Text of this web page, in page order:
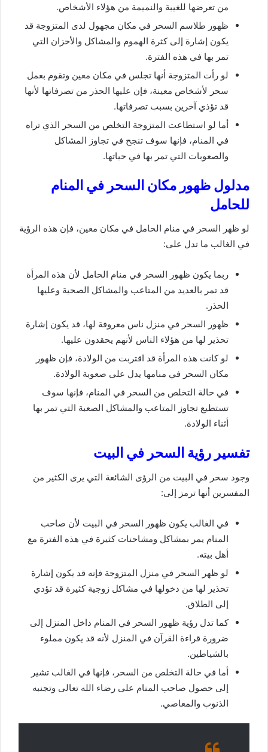
من تعرضها للغيبة والنميمة من هؤلاء الأشخاص.
ظهور طلاسم السحر في مكان مجهول لدى المتزوجة قد
يكون إشارة إلى كثرة الهموم والمشاكل والأحزان التي
تمر بها في هذه الفترة.
لو رأت المتزوجة أنها تجلس في مكان معين وتقوم بعمل
سحر لأشخاص معينة، فإن عليها الحذر من تصرفاتها لأنها
قد تؤذي آخرين بسبب تصرفاتها.
أما لو استطاعت المتزوجة التخلص من السحر الذي تراه
في المنام، فإنها سوف تنجح في تجاوز المشاكل
والصعوبات التي تمر بها في حياتها.
مدلول ظهور مكان السحر في المنام
للحامل
لو ظهر السحر في منام الحامل في مكان معين، فإن هذه الرؤية
في الغالب ما تدل على:
ربما يكون ظهور السحر في منام الحامل لأن هذه المرأة
قد تمر بالعديد من المتاعب والمشاكل الصحية وعليها
الحذر.
ظهور السحر في منزل ناس معروفة لها، قد يكون إشارة
تحذير لها من هؤلاء الناس لأنهم يحقدون عليها.
لو كانت هذه المرأة قد اقتربت من الولادة، فإن ظهور
مكان السحر في منامها يدل على صعوبة الولادة.
في حالة التخلص من السحر في المنام، فإنها سوف
تستطيع تجاوز المتاعب والمشاكل الصعبة التي تمر بها
أثناء الولادة.
تفسير رؤية السحر في البيت
وجود سحر في البيت من الرؤى الشائعة التي يرى الكثير من
المفسرين أنها ترمز إلى:
في الغالب يكون ظهور السحر في البيت لأن صاحب
المنام يمر بمشاكل ومشاحنات كثيرة في هذه الفترة مع
أهل بيته.
لو ظهر السحر في منزل المتزوجة فإنه قد يكون إشارة
تحذير لها من دخولها في مشاكل زوجية كثيرة قد تؤدي
إلى الطلاق.
كما تدل رؤية ظهور السحر في المنام داخل المنزل إلى
ضرورة قراءة القرآن في المنزل لأنه قد يكون مملوء
بالشياطين.
أما في حالة التخلص من السحر، فإنها في الغالب تشير
إلى حصول صاحب المنام على رضاء الله تعالى وتجنبه
الذنوب والمعاصي.